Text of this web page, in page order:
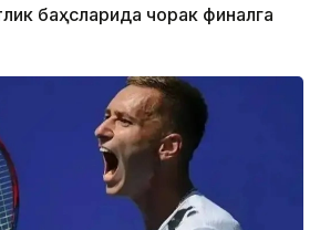
баҳсларида чорак финалга